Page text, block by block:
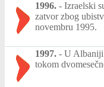
1996. - Izraelski
zatvor zbog
novembru 1995.
1997. - U Albaniji
tokom